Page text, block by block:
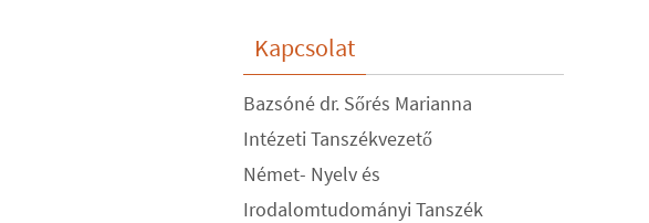
Kapcsolat
Bazsóné dr. Sőrés Marianna
Intézeti Tanszékvezető
Német- Nyelv és
Irodalomtudományi Tanszék